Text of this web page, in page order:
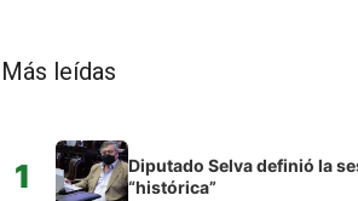
Más leídas
1
Diputado Selva definió la
“histórica”